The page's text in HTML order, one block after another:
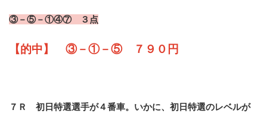
③－⑤－①④⑦ ３点
【的中】 ③－①－⑤ ７９０円
７Ｒ 初日特選選手が４番車。いかに、初日特選のレベルが